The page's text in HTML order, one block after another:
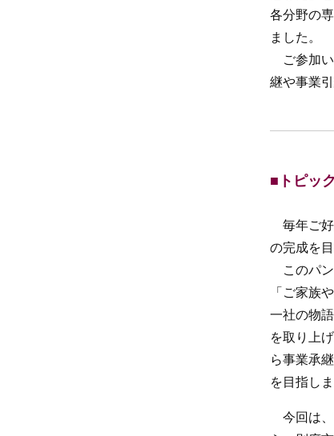
各分野の
ました 。
ご参加い
継や事業
■トピッ
毎年ご好
の完成を
このパン
「ご家族
一社の物
を取り上
ら事業承
を目指し
今回は、